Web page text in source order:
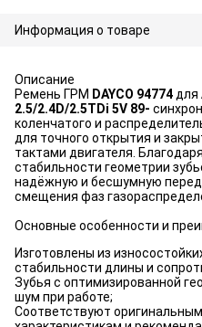
Информация о товаре
Описание
Ремень ГРМ DAYCO 94774 для
2.5/2.4D/2.5TDi 5V 89-
коленчатого и
для точного открытия и
тактами двигателя.
стабильности геометрии
надёжную и бесшумную
смещения фаз
Основные особенности и
Изготовлены из
стабильности длины и
Зубья с оптимизированной
шум при работе;
Соответствуют